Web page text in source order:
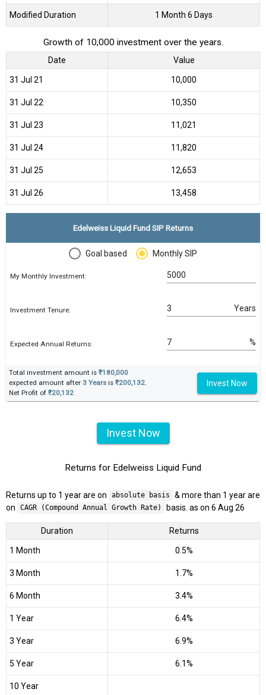
Modified Duration 1 Month 6 Days
Growth of 10,000 investment over the years.
Date Value
31 Jul 21 ₹10,000
31 Jul 22 ₹10,350
31 Jul 23 ₹11,021
31 Jul 24 ₹11,820
31 Jul 25 ₹12,653
31 Jul 26 ₹13,458
Edelweiss Liquid Fund SIP Returns
Goal based Monthly SIP
My Monthly Investment:
Investment Tenure: Years
Expected Annual Returns: %
Total investment amount is ₹180,000
expected amount after 3 Years is ₹200,132.
Net Profit of ₹20,132
Invest Now
Invest Now
Returns for Edelweiss Liquid Fund
Returns up to 1 year are on absolute basis
& more than 1 year are
on
CAGR (Compound Annual Growth Rate) basis. as on 6 Aug 26
Duration Returns
1 Month 0.5%
3 Month 1.7%
6 Month 3.4%
1 Year 6.4%
3 Year 6.9%
5 Year 6.1%
10 Year